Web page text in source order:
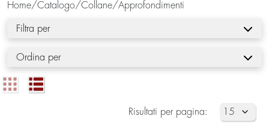
Home/Catalogo/Collane/Approfondimenti
Filtra per
Ordina per
Risultati per pagina: